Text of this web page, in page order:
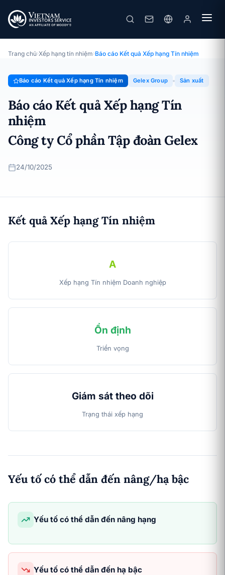
Báo cáo Kết quả Xếp hạng Tín nhiệm · Công ty Cổ phần Tập
đoàn Gelex · 24/10/2025
Trang chủ›Xếp hạng tín nhiệm›Báo cáo Kết quả Xếp hạng Tín nhiệm
Báo cáo Kết quả Xếp hạng Tín nhiệm Gelex Group Sản xuất
Báo cáo Kết quả Xếp hạng Tín
nhiệm
Công ty Cổ phần Tập đoàn Gelex
24/10/2025
Kết quả Xếp hạng Tín nhiệm
A
Xếp hạng Tín nhiệm Doanh nghiệp
Ổn định
Triển vọng
Giám sát theo dõi
Trạng thái xếp hạng
Yếu tố có thể dẫn đến nâng/hạ bậc
Yếu tố có thể dẫn đến nâng hạng
Yếu tố có thể dẫn đến hạ bậc